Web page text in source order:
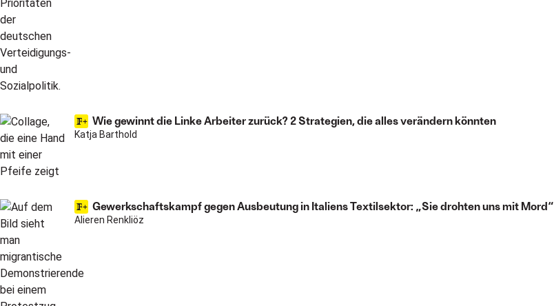
Wie gewinnt die Linke Arbeiter zurück? 2 Strategien, die alles verändern könnten
Katja Barthold
Gewerkschaftskampf gegen Ausbeutung in Italiens Textilsektor: „Sie drohten uns mit Mord“
Alieren Renkliöz